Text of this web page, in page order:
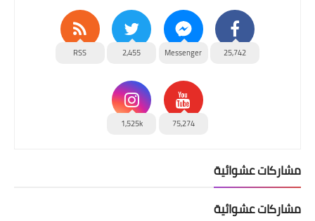
25,742
Messenger
2,455
RSS
75,274
1,525k
مشاركات عشوائية
مشاركات عشوائية